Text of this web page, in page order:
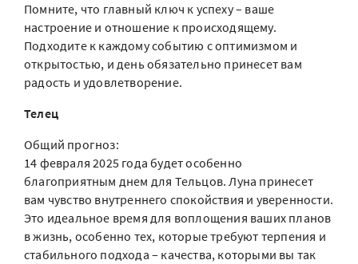
Помните, что главный ключ к успеху – ваше
настроение и отношение к происходящему.
Подходите к каждому событию с оптимизмом и
открытостью, и день обязательно принесет вам
радость и удовлетворение.
Телец
Общий прогноз:
14 февраля 2025 года будет особенно
благоприятным днем для Тельцов. Луна принесет
вам чувство внутреннего спокойствия и уверенности.
Это идеальное время для воплощения ваших планов
в жизнь, особенно тех, которые требуют терпения и
стабильного подхода – качества, которыми вы так